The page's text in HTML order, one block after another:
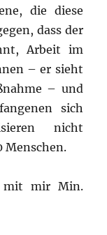
die diese
dass der
Arbeit im
– er sieht
– und
sich
nicht
Menschen.
mir Min.